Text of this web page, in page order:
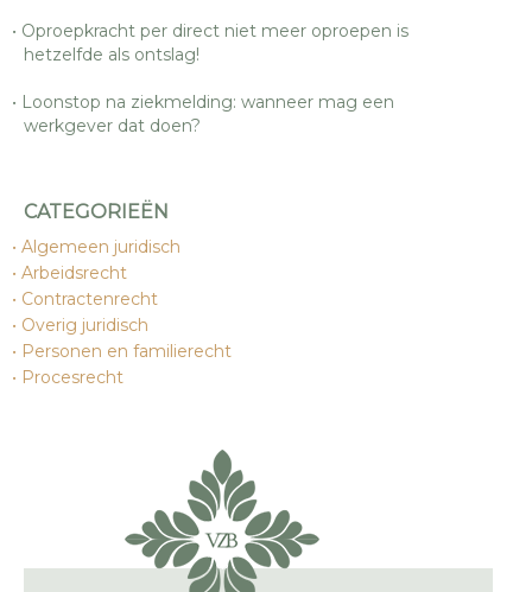
Oproepkracht per direct niet meer oproepen is
hetzelfde als ontslag!
Loonstop na ziekmelding: wanneer mag een
werkgever dat doen?
CATEGORIEËN
Algemeen juridisch
Arbeidsrecht
Contractenrecht
Overig juridisch
Personen en familierecht
Procesrecht